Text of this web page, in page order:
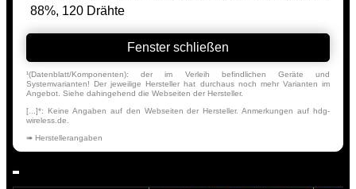
88%, 120 Drähte
Fenster schließen
¹(Datenblatt/Komponenten): der im Verleih befindlichen Geräte und
Systemvarianten! Der jeweilige Hersteller hat durchaus noch mehr Varianten im
Angebot. Siehe dahingehend die Webseiten der Hersteller.
[...]*: Keine Angaben auf den Webseiten der Hersteller. Anmerkungen auf hdg-
wireless.de.
➠ Herstellerangaben